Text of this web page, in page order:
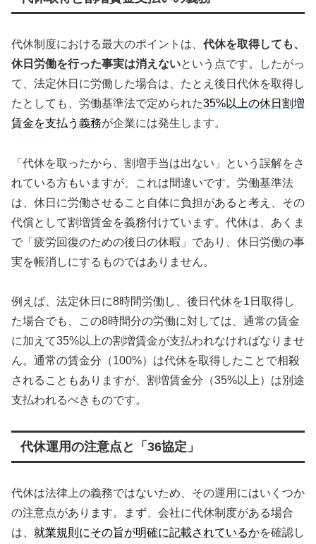
代休制度における最大のポイントは、 代休を取得しても、
休日労働を行った事実は消えないという点です。したがっ
て、法定休日に労働した場合は、たとえ後日代休を取得し
たとしても、労働基準法で定められた35%以上の休日割増
賃金を支払う義務が企業には発生します。
「代休を取ったから、割増手当は出ない」という誤解をさ
れている方もいますが、これは間違いです。労働基準法
は、休日に労働させること自体に負担があると考え、その
代償として割増賃金を義務付けています。代休は、あくま
で「疲労回復のための後日の休暇」であり、休日労働の事
実を帳消しにするものではありません。
例えば、法定休日に8時間労働し、後日代休を1日取得し
た場合でも、この8時間分の労働に対しては、通常の賃金
に加えて35%以上の割増賃金が支払われなければなりませ
ん。通常の賃金分（100%）は代休を取得したことで相殺
されることもありますが、割増賃金分（35%以上）は別途
支払われるべきものです。
代休運用の注意点と「36協定」
代休は法律上の義務ではないため、その運用にはいくつか
の注意点があります。まず、会社に代休制度がある場合
は、 就業規則にその旨が明確に記載されているかを確認し